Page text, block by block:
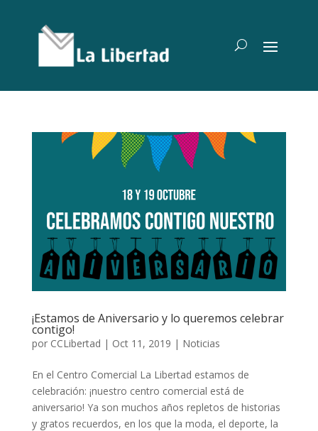
¡Estamos de Aniversario y lo queremos celebrar
contigo!
por CCLibertad | Oct 11, 2019 | Noticias
En el Centro Comercial La Libertad estamos de
celebración: ¡nuestro centro comercial está de
aniversario! Ya son muchos años repletos de historias
y gratos recuerdos, en los que la moda, el deporte, la